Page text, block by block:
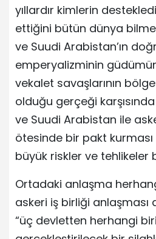
yıllardır kimlerin
ettiğini bütün dünya
ve Suudi Arabistan’ın
emperyalizminin
vekalet savaşlarının
olduğu gerçeği
ve Suudi Arabistan ile
ötesinde bir pakt kurması
büyük riskler ve tehlikeler
Ortadaki anlaşma
askeri iş birliği anlaşması
“üç devletten herhangi